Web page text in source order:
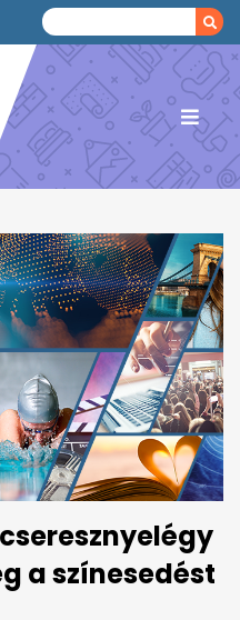
a színesedést